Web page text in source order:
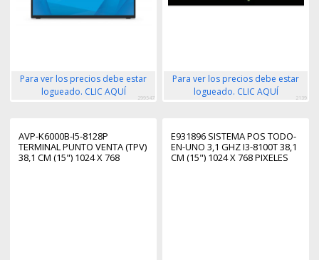
Para ver los precios debe estar
logueado. CLIC AQUÍ
299547
Para ver los precios debe estar
logueado. CLIC AQUÍ
2139
AVP-K6000B-I5-8128P
TERMINAL PUNTO VENTA (TPV)
38,1 CM (15") 1024 X 768
E931896 SISTEMA POS TODO-
EN-UNO 3,1 GHZ I3-8100T 38,1
CM (15") 1024 X 768 PIXELES